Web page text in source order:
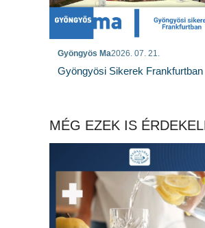
Gyöngyös Ma2026. 07. 21.
Gyöngyösi Sikerek Frankfurtban
MÉG EZEK IS